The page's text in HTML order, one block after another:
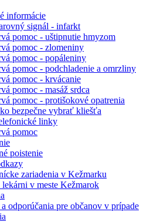
informácie
signál - infarkt
pomoc - uštipnutie hmyzom
pomoc - zlomeniny
pomoc - popáleniny
pomoc - podchladenie a omrzliny
pomoc - krvácanie
pomoc - masáž srdca
pomoc - protišokové opatrenia
bezpečne vybrať kliešťa
linky
pomoc
poistenie
zariadenia v Kežmarku
lekárni v meste Kežmarok
odporúčania pre občanov v prípade